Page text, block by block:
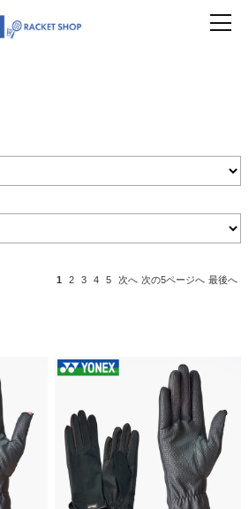
1 2 3 4 5 次へ 次の5ページへ 最後へ